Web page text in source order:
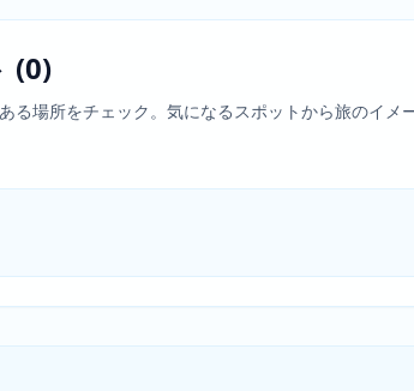
(0)
る場所をチェック。気になるスポットから旅のイメ